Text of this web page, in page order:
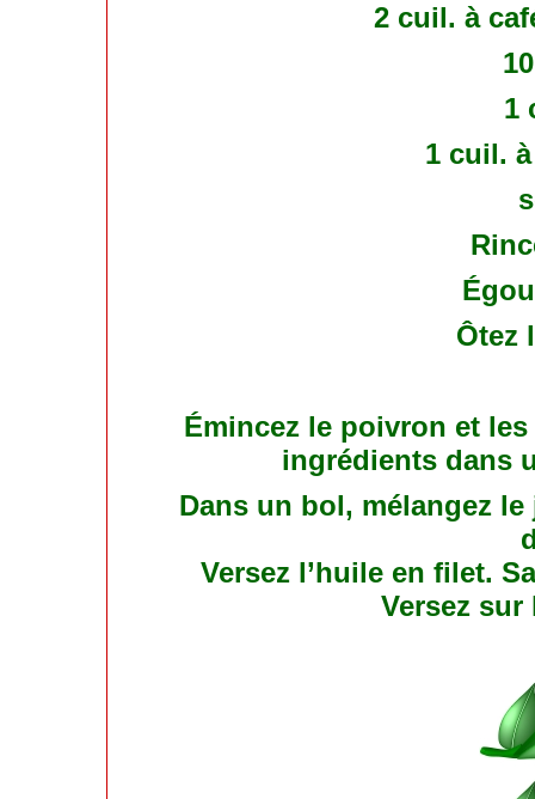
2 cuil. à
1
1 cuil.
Ôtez
Émincez le poivron et
ingrédients dans
Dans un bol, mélangez
Versez l’huile en filet.
Versez sur